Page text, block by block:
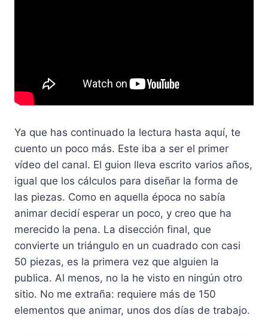
Ya que has continuado la lectura hasta aquí, te
cuento un poco más. Este iba a ser el primer
vídeo del canal. El guion lleva escrito varios años,
igual que los cálculos para diseñar la forma de
las piezas. Como en aquella época no sabía
animar decidí esperar un poco, y creo que ha
merecido la pena. La disección final, que
convierte un triángulo en un cuadrado con casi
50 piezas, es la primera vez que alguien la
publica. Al menos, no la he visto en ningún otro
sitio. No me extraña: requiere más de 150
elementos que animar, unos dos días de trabajo.